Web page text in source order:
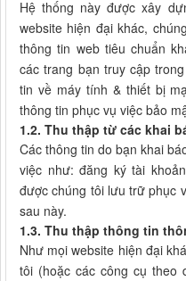
Hệ thống này được xây
website hiện đại khác,
thông tin web tiêu chuẩn
các trang bạn truy cập
tin về máy tính & thiết bị
thông tin phục vụ việc bảo
1.2. Thu thập từ các khai
Các thông tin do bạn khai
việc như: đăng ký tài
được chúng tôi lưu trữ phục
sau này.
1.3. Thu thập thông tin
Như mọi website hiện đại
tôi (hoặc các công cụ theo